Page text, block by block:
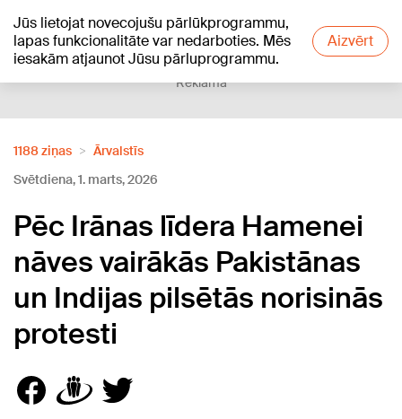
Jūs lietojat novecojušu pārlūkprogrammu,
lapas funkcionalitāte var nedarboties. Mēs
iesakām atjaunot Jūsu pārluprogrammu.
Aizvērt
+16°C
Reklāma
1188 ziņas
Ārvalstīs
Svētdiena, 1. marts, 2026
Pēc Irānas līdera Hamenei
nāves vairākās Pakistānas
un Indijas pilsētās norisinās
protesti